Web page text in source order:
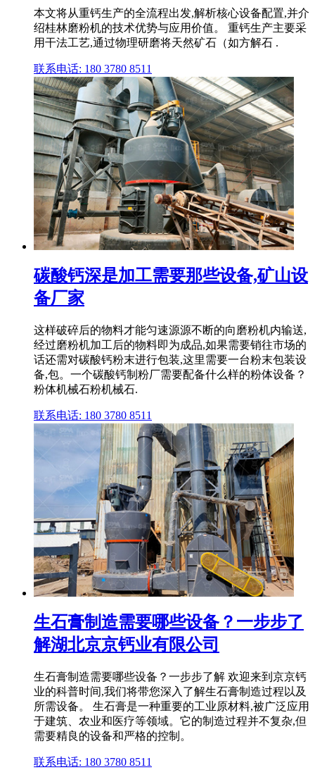
本文将从重钙生产的全流程出发,解析核心设备配置,并介
绍桂林磨粉机的技术优势与应用价值。 重钙生产主要采
用干法工艺,通过物理研磨将天然矿石（如方解石 .
联系电话: 180 3780 8511
碳酸钙深是加工需要那些设备,矿山设
备厂家
这样破碎后的物料才能匀速源源不断的向磨粉机内输送,
经过磨粉机加工后的物料即为成品,如果需要销往市场的
话还需对碳酸钙粉末进行包装,这里需要一台粉末包装设
备,包。一个碳酸钙制粉厂需要配备什么样的粉体设备？
粉体机械石粉机械石.
联系电话: 180 3780 8511
生石膏制造需要哪些设备？一步步了
解湖北京京钙业有限公司
生石膏制造需要哪些设备？一步步了解 欢迎来到京京钙
业的科普时间,我们将带您深入了解生石膏制造过程以及
所需设备。 生石膏是一种重要的工业原材料,被广泛应用
于建筑、农业和医疗等领域。它的制造过程并不复杂,但
需要精良的设备和严格的控制。
联系电话: 180 3780 8511